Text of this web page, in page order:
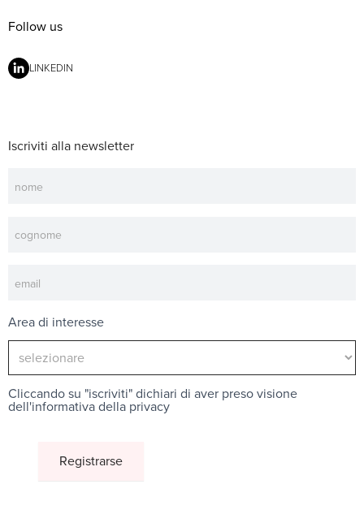
Follow us
LINKEDIN
Iscriviti alla newsletter
Area di interesse
Cliccando su "iscriviti" dichiari di aver preso visione
dell'informativa della privacy